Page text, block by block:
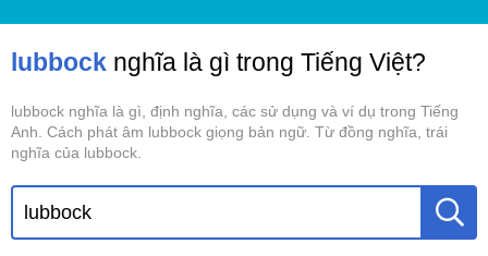
lubbock nghĩa là gì trong Tiếng Việt?
lubbock nghĩa là gì, định nghĩa, các sử dụng và ví dụ trong Tiếng
Anh. Cách phát âm lubbock giọng bản ngữ. Từ đồng nghĩa, trái
nghĩa của lubbock.